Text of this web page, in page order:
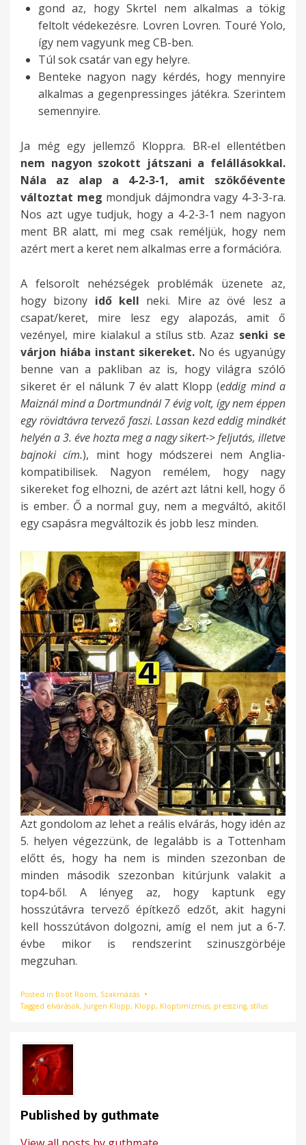
gond az, hogy Skrtel nem alkalmas a tökig
feltolt védekezésre. Lovren Lovren. Touré Yolo,
így nem vagyunk meg CB-ben.
Túl sok csatár van egy helyre.
Benteke nagyon nagy kérdés, hogy mennyire
alkalmas a gegenpressinges játékra. Szerintem
semennyire.
Ja még egy jellemző Kloppra. BR-el ellentétben
nem nagyon szokott játszani a felállásokkal.
Nála az alap a 4-2-3-1, amit szökőévente
változtat meg mondjuk dájmondra vagy 4-3-3-ra.
Nos azt ugye tudjuk, hogy a 4-2-3-1 nem nagyon
ment BR alatt, mi meg csak reméljük, hogy nem
azért mert a keret nem alkalmas erre a formációra.
A felsorolt nehézségek problémák üzenete az,
hogy bizony idő kell neki. Mire az övé lesz a
csapat/keret, mire lesz egy alapozás, amit ő
vezényel, mire kialakul a stílus stb. Azaz senki se
várjon hiába instant sikereket. No és ugyanúgy
benne van a pakliban az is, hogy világra szóló
sikeret ér el nálunk 7 év alatt Klopp (eddig mind a
Maiznál mind a Dortmundnál 7 évig volt, így nem éppen
egy rövidtávra tervező faszi. Lassan kezd eddig mindkét
helyén a 3. éve hozta meg a nagy sikert-> feljutás, illetve
bajnoki cím.), mint hogy módszerei nem Anglia-
kompatibilisek. Nagyon remélem, hogy nagy
sikereket fog elhozni, de azért azt látni kell, hogy ő
is ember. Ő a normal guy, nem a megváltó, akitől
egy csapásra megváltozik és jobb lesz minden.
Azt gondolom az lehet a reális elvárás, hogy idén az
5. helyen végezzünk, de legalább is a Tottenham
előtt és, hogy ha nem is minden szezonban de
minden második szezonban kitúrjunk valakit a
top4-ből. A lényeg az, hogy kaptunk egy
hosszútávra tervező építkező edzőt, akit hagyni
kell hosszútávon dolgozni, amíg el nem jut a 6-7.
évbe mikor is rendszerint szinuszgörbéje
megzuhan.
Posted in Boot Room, Szakmázás
Tagged elvárások, Jurgen Klopp, Klopp, Kloptimizmus, presszing, stílus
Published by guthmate